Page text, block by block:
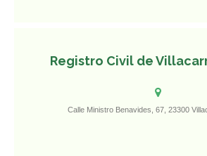
Registro Civil de
Calle Ministro Benavides, 67, 23300